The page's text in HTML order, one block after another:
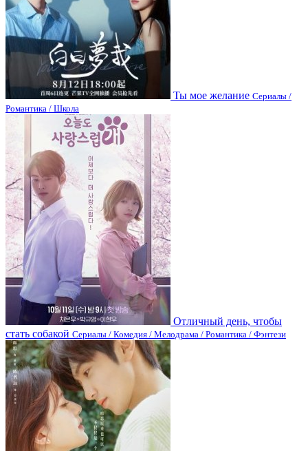
Ты мое желание Сериалы /
Романтика / Школа
Отличный день, чтобы
стать собакой Сериалы / Комедия / Мелодрама / Романтика / Фэнтези